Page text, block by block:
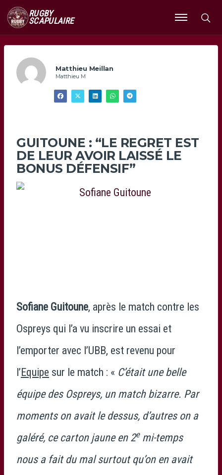
RUGBY
SCAPULAIRE
Ouvrir
le
Matthieu Meillan
Matthieu M
GUITOUNE : “LE REGRET EST
DE LEUR AVOIR LAISSÉ LE
BONUS DÉFENSIF”
Sofiane Guitoune, après le match contre les
Ospreys qui l’a vu inscrire un essai et
l’emporter avec l’UBB, est revenu pour
l’Equipe sur le match : « C’était une belle
équipe des Ospreys, un match bizarre. Par
moments on avait le dessus, d’autres on a
galéré, ce carton jaune en 2emi-temps
nous a fait du mal surtout qu’on en avait